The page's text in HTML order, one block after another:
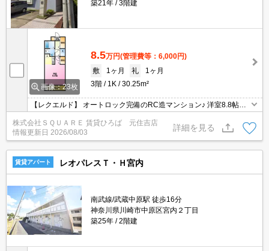
築21年
3階建
画像：23枚
8.5万円(管理費等：6,000円)
敷
1ヶ月 礼
1ヶ月
3階
1K 30.25m²
【レクエルド】 オートロック完備のRC造マンション♪ 洋室8.8帖で
株式会社ＳＱＵＡＲＥ 賃貸ひろば 元住吉店
情報更新日 2026/08/03
詳細を見る
賃貸アパート レオパレスＴ・Ｈ宮内
南武線/武蔵中原駅 徒歩16分
神奈川県川崎市中原区宮内２丁目
築25年
2階建